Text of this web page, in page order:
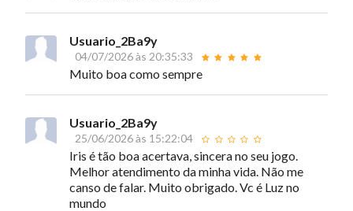
Usuario_2Ba9y
04/07/2026 às 20:35:33
Muito boa como sempre
Usuario_2Ba9y
25/06/2026 às 15:22:04
Iris é tão boa acertava, sincera no seu jogo.
Melhor atendimento da minha vida. Não me
canso de falar. Muito obrigado. Vc é Luz no
mundo